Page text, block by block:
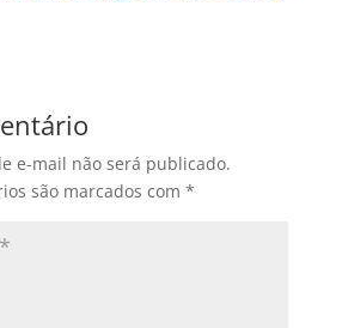
e-mail não será publicado.
são marcados com *